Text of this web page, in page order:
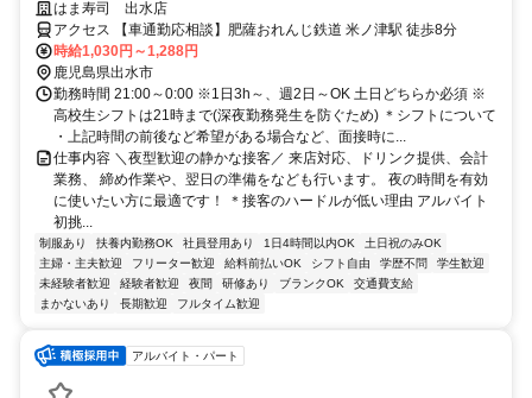
で働きませんか？
はま寿司 出水店
アクセス 【車通勤応相談】肥薩おれんじ鉄道 米ノ津駅 徒歩8分
時給1,030円～1,288円
鹿児島県出水市
勤務時間 21:00～0:00 ※1日3h～、週2日～OK 土日どちらか必須 ※
高校生シフトは21時まで(深夜勤務発生を防ぐため) ＊シフトについて
・上記時間の前後など希望がある場合など、面接時に...
仕事内容 ＼夜型歓迎の静かな接客／ 来店対応、ドリンク提供、会計
業務、 締め作業や、翌日の準備をなども行います。 夜の時間を有効
に使いたい方に最適です！ ＊接客のハードルが低い理由 アルバイト
初挑...
制服あり 扶養内勤務OK 社員登用あり 1日4時間以内OK
土日祝のみOK
主婦・主夫歓迎
フリーター歓迎 給料前払いOK シフト自由 学歴不問
学生歓迎
未経験者歓迎
経験者歓迎 夜間 研修あり ブランクOK
交通費支給
まかないあり
長期歓迎 フルタイム歓迎
アルバイト・パート